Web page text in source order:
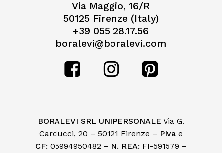
Via Maggio, 16/R
50125 Firenze (Italy)
+39 055 28.17.56
boralevi@boralevi.com
BORALEVI SRL UNIPERSONALE Via G.
Carducci, 20 – 50121 Firenze – PIvae
CF: 05994950482 – N. REA: FI-591579 –